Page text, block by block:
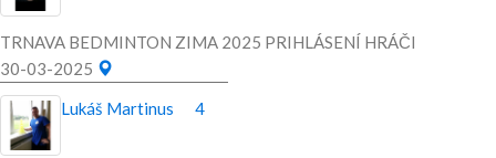
TRNAVA BEDMINTON ZIMA 2025 PRIHLÁSENÍ HRÁČI
30-03-2025
Lukáš Martinus
4